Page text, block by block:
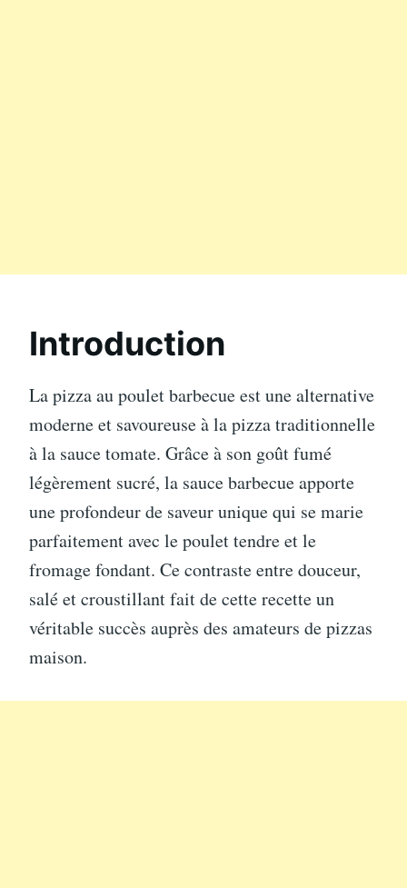
Introduction
La pizza au poulet barbecue est une alternative
moderne et savoureuse à la pizza traditionnelle
à la sauce tomate. Grâce à son goût fumé
légèrement sucré, la sauce barbecue apporte
une profondeur de saveur unique qui se marie
parfaitement avec le poulet tendre et le
fromage fondant. Ce contraste entre douceur,
salé et croustillant fait de cette recette un
véritable succès auprès des amateurs de pizzas
maison.